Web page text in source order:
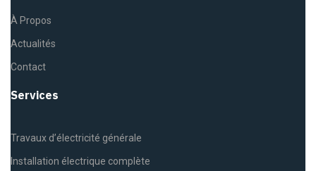
À Propos
Actualités
Contact
Services
Travaux d’électricité générale
Installation électrique complète